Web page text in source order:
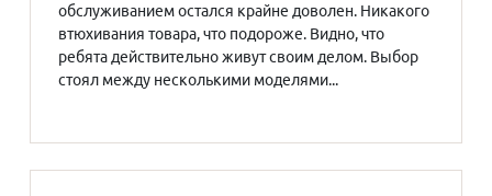
обслуживанием остался крайне доволен. Никакого
втюхивания товара, что подороже. Видно, что
ребята действительно живут своим делом. Выбор
стоял между несколькими моделями...